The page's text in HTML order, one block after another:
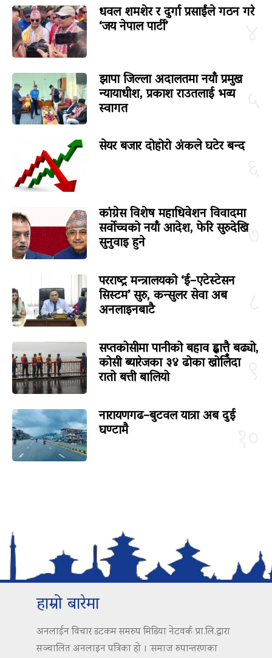
धवल शमशेर र दुर्गा प्रसाईंले गठन गरे
‘जय नेपाल पार्टी’
झापा जिल्ला अदालतमा नयाँ प्रमुख
न्यायाधीश, प्रकाश राउतलाई भव्य
स्वागत
सेयर बजार दोहोरो अंकले घटेर बन्द
७
कांग्रेस विशेष महाधिवेशन विवादमा
सर्वोच्चको नयाँ आदेश, फेरि सुरुदेखि
सुनुवाइ हुने
परराष्ट्र मन्त्रालयको ‘ई–एटेस्टेसन
सिस्टम’ सुरु, कन्सुलर सेवा अब
अनलाइनबाटै
सप्तकोसीमा पानीको बहाव ह्वात्तै बढ्यो,
कोसी ब्यारेजका ३४ ढोका खोलिँदा
रातो बत्ती बालियो
नारायणगढ–बुटवल यात्रा अब दुई
घण्टामै
हाम्रो बारेमा
अनलाईन विचार डटकम समरुप मिडिया नेटवर्क प्रा.लि.द्वारा
सञ्चालित अनलाइन पत्रिका हो । ‘समाज रुपान्तरणका